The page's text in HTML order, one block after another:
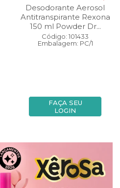
Desodorante Aerosol
Antitranspirante Rexona
150 ml Powder Dr...
Código: 101433
Embalagem: PC/1
FAÇA SEU
LOGIN